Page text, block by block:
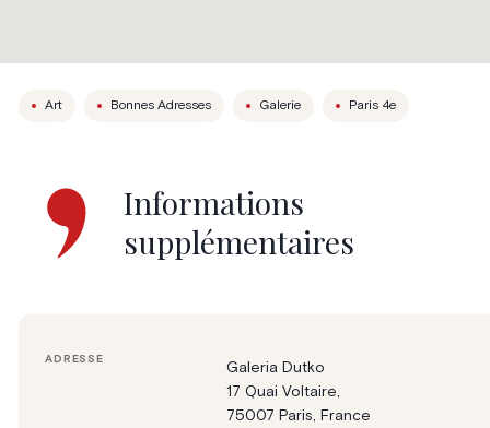
Art Bonnes Adresses Galerie Paris 4e
Informations
supplémentaires
ADRESSE
Galeria Dutko
17 Quai Voltaire,
75007 Paris, France